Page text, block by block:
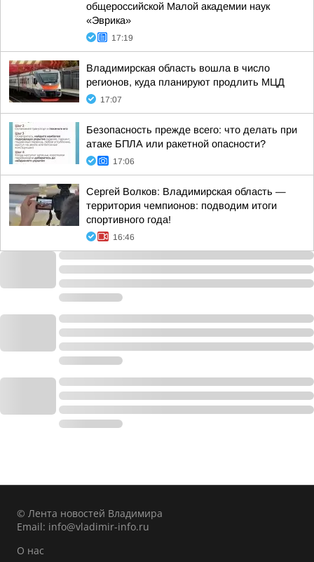
общероссийской Малой академии наук
«Эврика»
17:19
Владимирская область вошла в число
регионов, куда планируют продлить МЦД
17:07
Безопасность прежде всего: что делать при
атаке БПЛА или ракетной опасности?
17:06
Сергей Волков: Владимирская область —
территория чемпионов: подводим итоги
спортивного года!
16:46
© Лента новостей Владимира
Email: info@vladimir-info.ru
О нас